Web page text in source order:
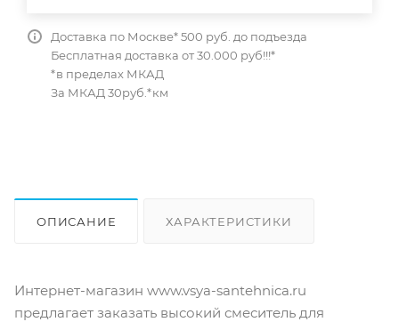
Доставка по Москве* 500 руб. до подъезда
Бесплатная доставка от 30.000 руб!!!*
*в пределах МКАД
За МКАД 30руб.*км
ОПИСАНИЕ ХАРАКТЕРИСТИКИ
Интернет-магазин www.vsya-santehnica.ru
предлагает заказать высокий смеситель для